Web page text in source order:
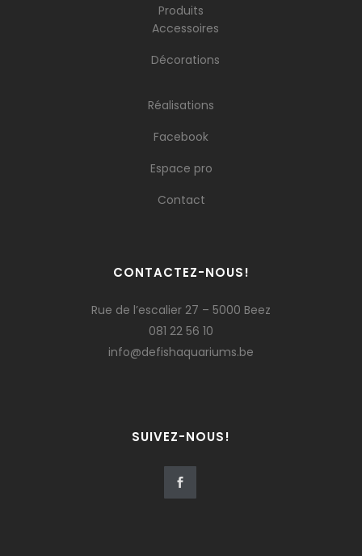
Produits
Accessoires
Décorations
Réalisations
Facebook
Espace pro
Contact
CONTACTEZ-NOUS!
Rue de l’escalier 27 – 5000 Beez
081 22 56 10
info@defishaquariums.be
SUIVEZ-NOUS!